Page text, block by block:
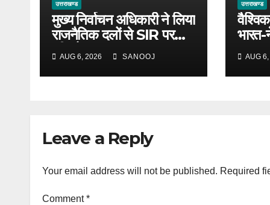
उत्तराखण्ड
मुख्य निर्वाचन अधिकारी ने लिया
राजनैतिक दलों से SIR पर
फीडबैक
AUG 6, 2026 SANOOJ
उत्तराखण्ड
AUG
Leave a Reply
Your email address will not be published. Required
Comment*